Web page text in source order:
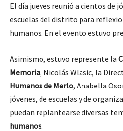
El día jueves reunió a cientos de
escuelas del distrito para
humanos. En el evento estuvo
Asimismo, estuvo represente la
Memoria, Nicolás Wlasic, la
Humanos de Merlo, Anabella
jóvenes, de escuelas y de
puedan replantearse diversas
humanos.